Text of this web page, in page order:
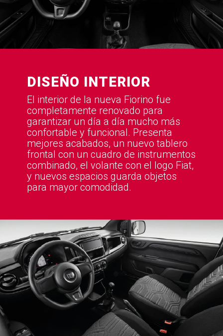
DISEÑO INTERIOR
El interior de la nueva Fiorino fue
completamente renovado para
garantizar un día a día mucho más
confortable y funcional. Presenta
mejores acabados, un nuevo tablero
frontal con un cuadro de instrumentos
combinado, el volante con el logo Fiat,
y nuevos espacios guarda objetos
para mayor comodidad.